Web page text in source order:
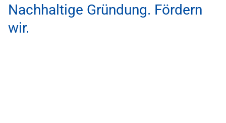
Nachhaltige Gründung. Fördern
wir.